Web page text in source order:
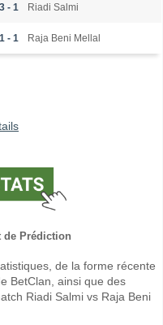
3 - 1 Riadi Salmi
1 - 1 Raja Beni Mellal
de Prédiction
de la forme récente
BetClan, ainsi que des
Riadi Salmi vs Raja Beni